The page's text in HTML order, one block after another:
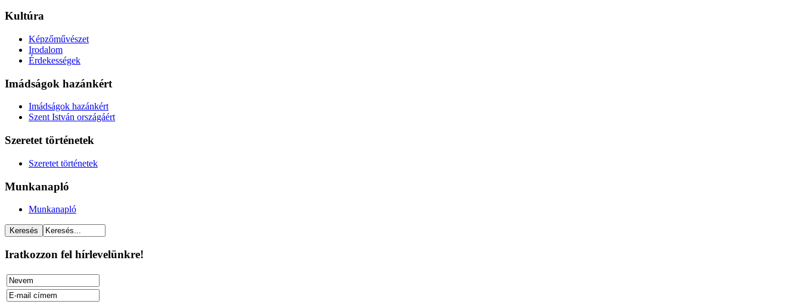
Kultúra
Képzőművészet
Irodalom
Érdekességek
Imádságok hazánkért
Imádságok hazánkért
Szent István országáért
Szeretet történetek
Szeretet történetek
Munkanapló
Munkanapló
Iratkozzon fel hírlevelünkre!